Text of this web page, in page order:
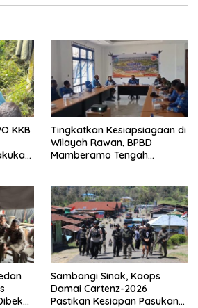
KKB
Tingkatkan Kesiapsiagaan di
Wilayah Rawan, BPBD
Mamberamo Tengah
Sambangi Sinak, Kaops
Damai Cartenz-2026
Pastikan Kesiapan Pasukan